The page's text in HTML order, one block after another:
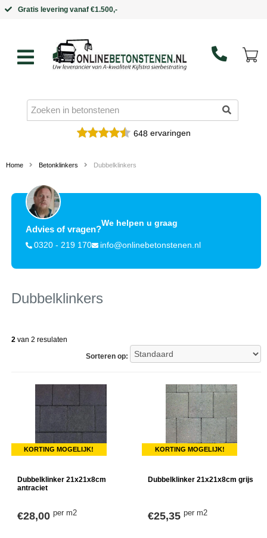
Binnen 5 werkdagen in huis
648ervaringen
Home Betonklinkers Dubbelklinkers
Advies of vragen?
We helpen u graag
0320 - 219 170 info@onlinebetonstenen.nl
Dubbelklinkers
2van 2 resulaten
Sorteren op:
KORTING MOGELIJK!
Dubbelklinker 21x21x8cm
antraciet
€28,00 per m2
KORTING MOGELIJK!
Dubbelklinker 21x21x8cm grijs
€25,35per m2